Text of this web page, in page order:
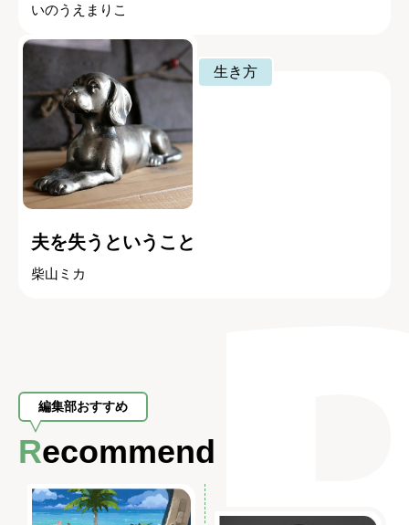
いのうえまりこ
生き方
夫を失うということ
柴山ミカ
編集部おすすめ
Recommend